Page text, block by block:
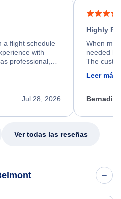
a flight schedule
with
professional,
the
solution and
Jul 28, 2026
Highly
When my
needed
The
calm,
my issue.
Leer más
Ver todas las reseñas